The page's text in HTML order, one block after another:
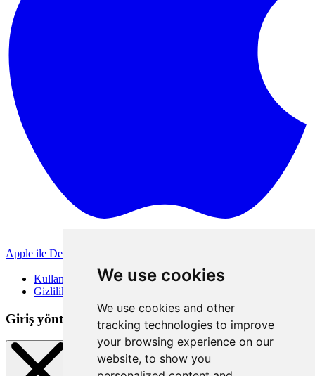
We use cookies
We use cookies and other
tracking technologies to improve
your browsing experience on our
website, to show you
Apple ile Devam Et
Kullanım Koşulları
Gizlilik Politikası
Giriş yöntemleri